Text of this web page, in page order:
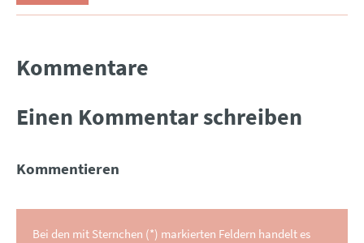
Kommentare
Einen Kommentar schreiben
Kommentieren
Bei den mit Sternchen (*) markierten Feldern handelt es